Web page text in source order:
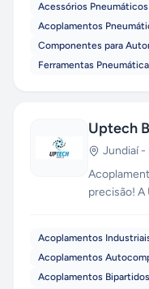
Acessórios Pneumáticos
Acoplamentos
Componentes para
Ferramentas
Uptech
Jundiaí-
precisão! A UPTECH BRASIL é uma Distribuidora
estoque
via aéreo,
correios e
Acoplamentos
Acoplamentos
Acoplamentos Bipartidos